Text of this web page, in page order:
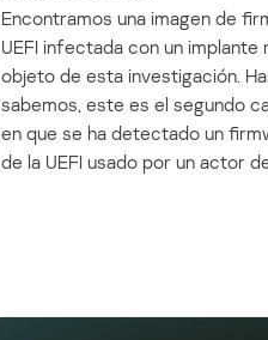
Encontramos una imagen de
UEFI infectada con un implante
objeto de esta investigación.
sabemos, este es el segundo
en que se ha detectado un
de la UEFI usado por un actor